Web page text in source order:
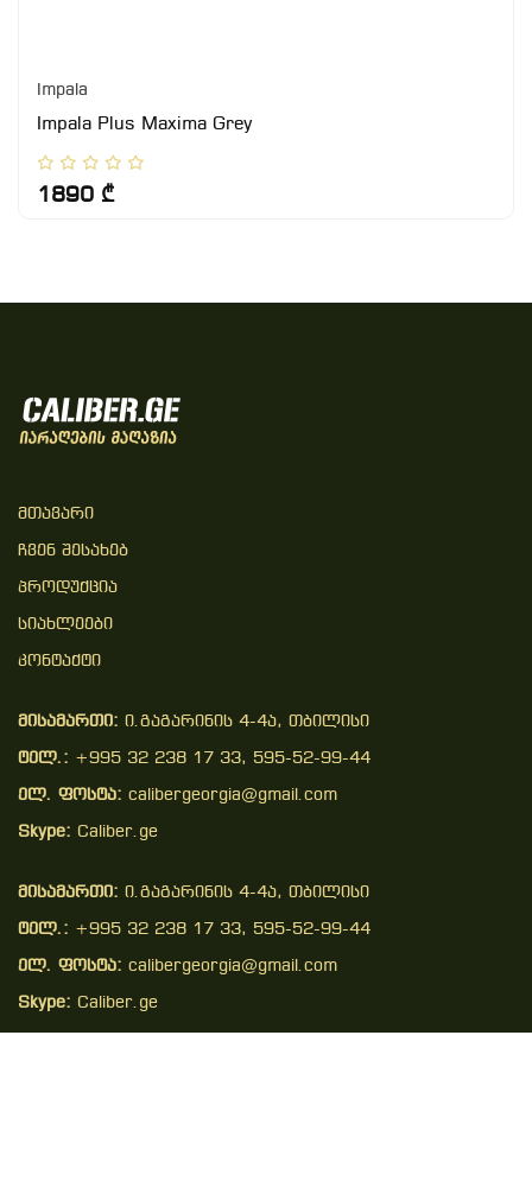
Impala
Impala Plus Maxima Grey
1890 ₾
Მთავარი
Ჩვენ Შესახებ
Პროდუქცია
Სიახლეები
Კონტაქტი
მისამართი: ი.გაგარინის 4-4ა, თბილისი
ტელ.: +995 32 238 17 33, 595-52-99-44
ელ. ფოსტა: calibergeorgia@gmail.com
Skype: Caliber.ge
მისამართი: ი.გაგარინის 4-4ა, თბილისი
ტელ.: +995 32 238 17 33, 595-52-99-44
ელ. ფოსტა: calibergeorgia@gmail.com
Skype: Caliber.ge